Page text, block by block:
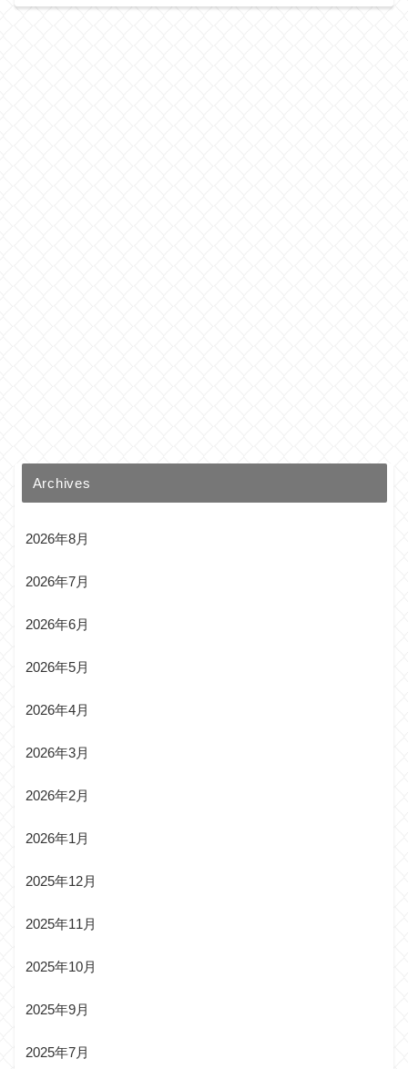
Archives
2026年8月
2026年7月
2026年6月
2026年5月
2026年4月
2026年3月
2026年2月
2026年1月
2025年12月
2025年11月
2025年10月
2025年9月
2025年7月